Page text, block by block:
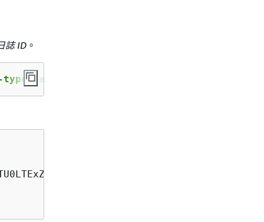
誌 ID 。
Tail